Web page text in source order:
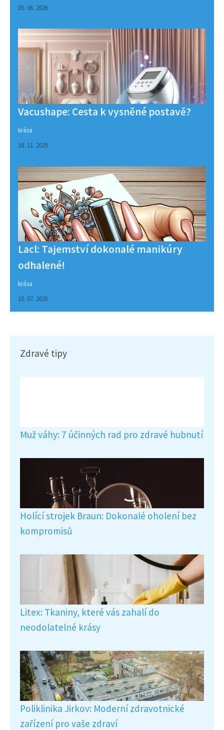
05. 06. 2026
Vacushape: Cesta k vysněné postavě?
krása
18. 11. 2025
Lacl: Tajemství dokonalé manikúry
odhalené!
krása
10. 07. 2025
Zdravé tipy
Muž váhy: 7 účinných rad pro zdravé hubnutí
Holící strojek Braun: Dokonalé oholení bez
kompromisů
Litex: Tkaniny, které vás zahalí do
neodolatelné krásy
Poliklinika Jirkov: Moderní zdravotnické
zařízení pro vaše zdraví